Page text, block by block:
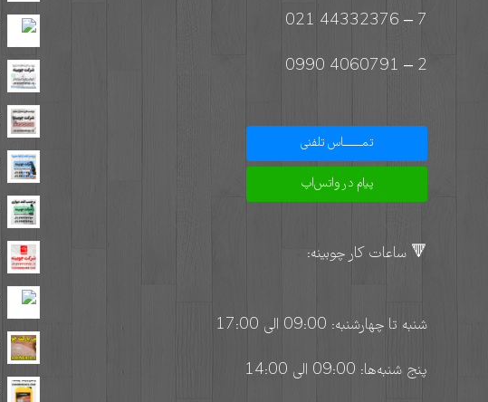
7 – 44332376 021
2 – 4060791 0990
تمـــــــاس تلفنی
پیام در واتس‌اپ
🔻 ساعات کار چوبینه:
شنبه تا چهارشنبه: 09:00 الی 17:00
پنج شنبه‌ها: 09:00 الی 14:00